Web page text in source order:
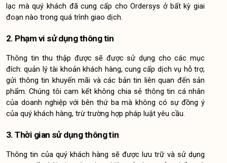
lạc mà quý khách đã cung cấp cho Ordersys ở bất kỳ giai
đoạn nào trong quá trình giao dịch.
2. Phạm vi sử dụng thông tin
Thông tin thu thập được sẽ được sử dụng cho các mục
đích: quản lý tài khoản khách hàng, cung cấp dịch vụ hỗ trợ,
gửi thông tin khuyến mãi và các bản tin liên quan đến sản
phẩm. Chúng tôi cam kết không chia sẻ thông tin cá nhân
của doanh nghiệp với bên thứ ba mà không có sự đồng ý
của quý khách hàng, trừ trường hợp pháp luật yêu cầu.
3. Thời gian sử dụng thông tin
Thông tin của quý khách hàng sẽ được lưu trữ và sử dụng